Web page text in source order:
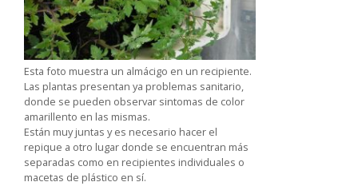
Esta foto muestra un almácigo en un recipiente.
Las plantas presentan ya problemas sanitario,
donde se pueden observar sintomas de color
amarillento en las mismas.
Están muy juntas y es necesario hacer el
repique a otro lugar donde se encuentran más
separadas como en recipientes individuales o
macetas de plástico en sí.